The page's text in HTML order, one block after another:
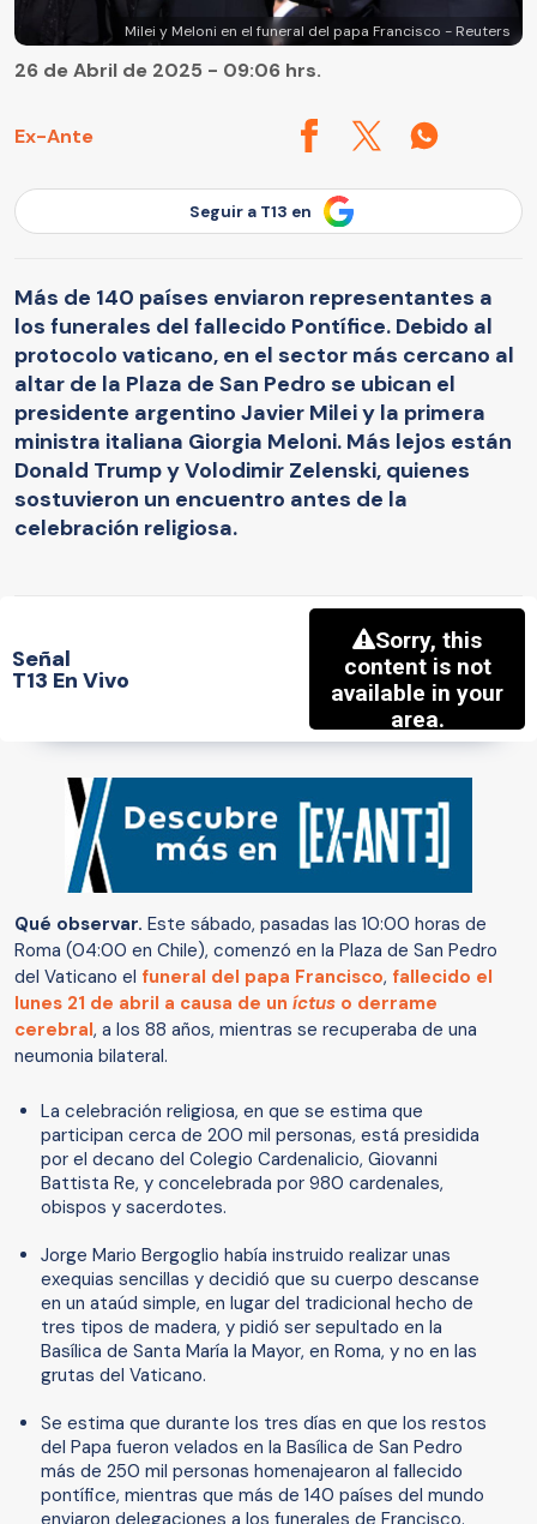
Milei y Meloni en el funeral del papa Francisco - Reuters
Ex-Ante
26 de Abril de 2025 - 09:06 hrs.
Seguir a T13 en
Más de 140 países enviaron representantes a
los funerales del fallecido Pontífice. Debido al
protocolo vaticano, en el sector más cercano al
altar de la Plaza de San Pedro se ubican el
presidente argentino Javier Milei y la primera
ministra italiana Giorgia Meloni. Más lejos están
Donald Trump y Volodimir Zelenski, quienes
sostuvieron un encuentro antes de la
celebración religiosa.
Señal
T13 En Vivo
Qué observar. Este sábado, pasadas las 10:00 horas de
Roma (04:00 en Chile), comenzó en la Plaza de San Pedro
del Vaticano el funeral del papa Francisco, fallecido el
lunes 21 de abril a causa de un íctus o derrame
cerebral, a los 88 años, mientras se recuperaba de una
neumonia bilateral.
La celebración religiosa, en que se estima que
participan cerca de 200 mil personas, está presidida
por el decano del Colegio Cardenalicio, Giovanni
Battista Re, y concelebrada por 980 cardenales,
obispos y sacerdotes.
Jorge Mario Bergoglio había instruido realizar unas
exequias sencillas y decidió que su cuerpo descanse
en un ataúd simple, en lugar del tradicional hecho de
tres tipos de madera, y pidió ser sepultado en la
Basílica de Santa María la Mayor, en Roma, y no en las
grutas del Vaticano.
Se estima que durante los tres días en que los restos
del Papa fueron velados en la Basílica de San Pedro
más de 250 mil personas homenajearon al fallecido
pontífice, mientras que más de 140 países del mundo